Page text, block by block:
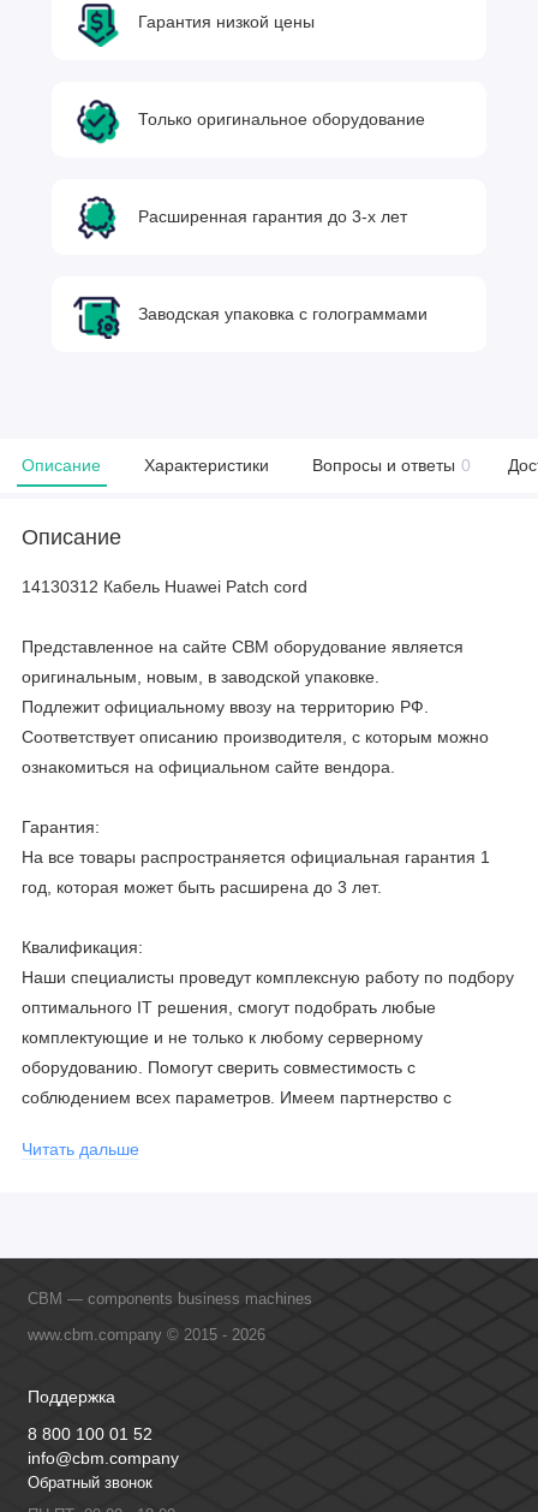
Гарантия низкой цены
Только оригинальное оборудование
Расширенная гарантия до 3-х лет
Заводская упаковка с голограммами
Описание Характеристики Вопросы и ответы 0
Описание
14130312 Кабель Huawei Patch cord
Представленное на сайте CBM оборудование является
оригинальным, новым, в заводской упаковке.
Подлежит официальному ввозу на территорию РФ.
Соответствует описанию производителя, с которым можно
ознакомиться на официальном сайте вендора.
Гарантия:
На все товары распространяется официальная гарантия 1
год, которая может быть расширена до 3 лет.
Квалификация:
Наши специалисты проведут комплексную работу по подбору
оптимального IT решения, смогут подобрать любые
комплектующие и не только к любому серверному
оборудованию. Помогут сверить совместимость с
соблюдением всех параметров. Имеем партнерство с
обучение сотрудников, что позволяет исключить ошибки даже
Читать дальше
CBM — components business machines
www.cbm.company © 2015 - 2026
Поддержка
8 800 100 01 52
info@cbm.company
Обратный звонок